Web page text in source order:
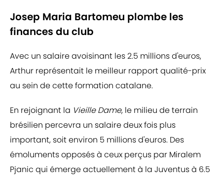
Josep Maria Bartomeu plombe les
finances du club
Avec un salaire avoisinant les 2.5 millions d'euros,
Arthur représentait le meilleur rapport qualité-prix
au sein de cette formation catalane.
En rejoignant la Vieille Dame, le milieu de terrain
brésilien percevra un salaire deux fois plus
important, soit environ 5 millions d'euros. Des
émoluments opposés à ceux perçus par Miralem
Pjanic qui émerge actuellement à la Juventus à 6.5